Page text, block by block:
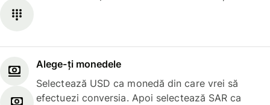
Alege-ți monedele
Selectează USD ca monedă din care vrei să
efectuezi conversia. Apoi selectează SAR ca